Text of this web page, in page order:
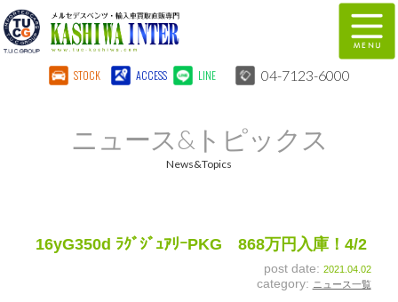
STOCK ACCESS LINE 04-7123-6000
全国納車 特別作業
自動車保険
ニュース&トピックス
News&Topics
16yG350d ﾗｸﾞｼﾞｭｱﾘｰPKG 868万円入庫！4/2
post date: 2021.04.02
category: ニュース一覧